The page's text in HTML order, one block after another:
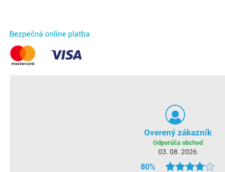
Overený zákazník
Odporúča obchod
03. 08. 2026
80%